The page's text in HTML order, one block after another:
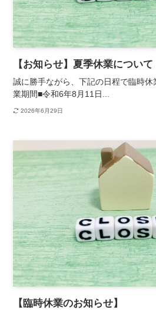
【お知らせ】夏季休業について
誠に勝手ながら、下記の日程で臨時
業期間■令和6年8月11日...
2026年6月29日
【臨時休業のお知らせ】